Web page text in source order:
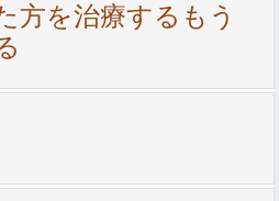
方を治療するもう